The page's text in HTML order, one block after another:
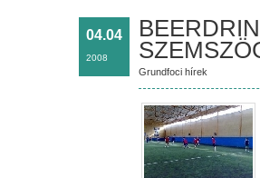
04.04
2008
Grundfoci hírek